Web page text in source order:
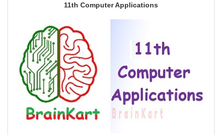
11th Computer Applications